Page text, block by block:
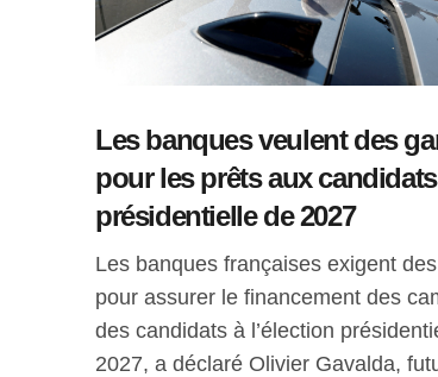
Les banques veulent des
pour les prêts aux
présidentielle de 2027
Les banques françaises exigent
pour assurer le financement des
des candidats à l’élection
2027, a déclaré Olivier Gavalda,